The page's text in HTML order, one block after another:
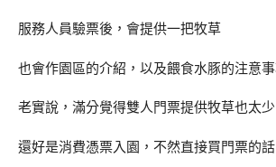
服務人員驗票後，會提供一把牧草
也會作園區的介紹，以及餵食水豚的注意
老實說，滿分覺得雙人門票提供牧草也太
還好是消費憑票入園，不然直接買門票的話